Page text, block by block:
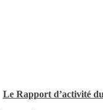
Le Rapport d’activité